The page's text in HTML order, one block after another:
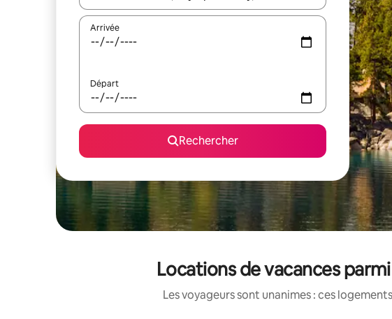
Arrivée
Départ
Rechercher
Locations de vacances
Les voyageurs sont unanimes : ces